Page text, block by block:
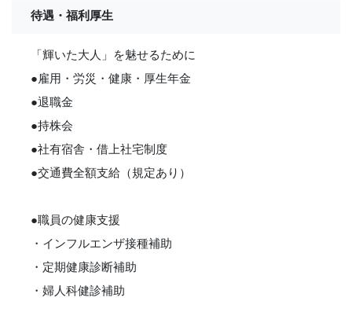
待遇・福利厚生
「輝いた大人」を魅せるために
●雇用・労災・健康・厚生年金
●退職金
●持株会
●社有宿舎・借上社宅制度
●交通費全額支給（規定あり）
●職員の健康支援
・インフルエンザ接種補助
・定期健康診断補助
・婦人科健診補助